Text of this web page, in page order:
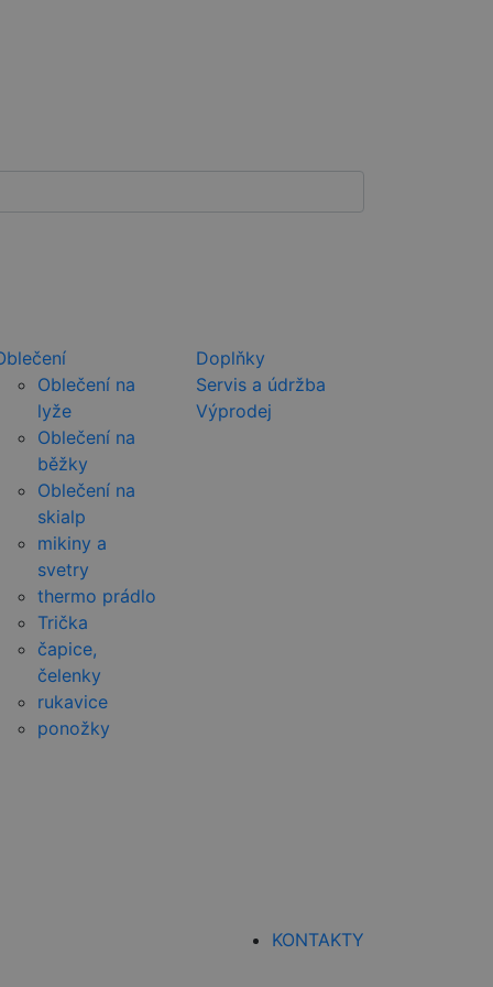
Oblečení na
lyže
Oblečení na
běžky
Oblečení na
skialp
mikiny a
svetry
thermo prádlo
Trička
čapice,
čelenky
rukavice
ponožky
Doplňky
Servis a údržba
Výprodej
KONTAKTY